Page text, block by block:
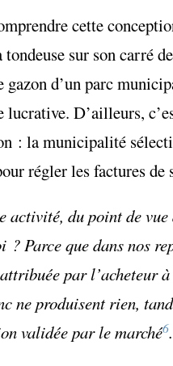
cette
tondeuse sur son carré
d’un parc
lucrative. D’ailleurs,
: la municipalité
régler les factures
activité, du point de
? Parce que dans nos
par l’acheteur
ne produisent rien,
validée par le marché6.